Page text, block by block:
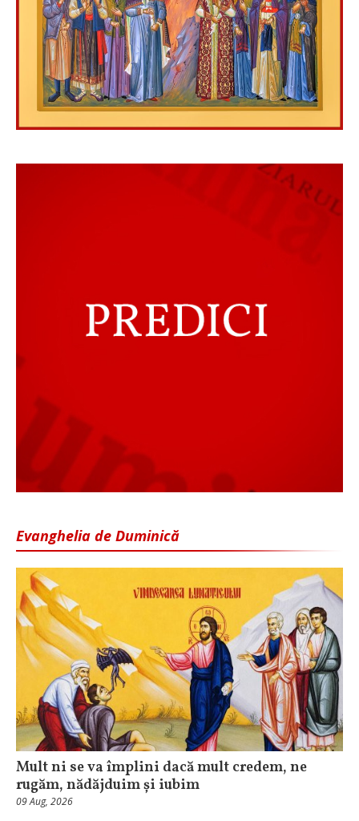
Evanghelia de Duminică
Mult ni se va împlini dacă mult credem, ne
rugăm, nădăjduim și iubim
09 Aug, 2026